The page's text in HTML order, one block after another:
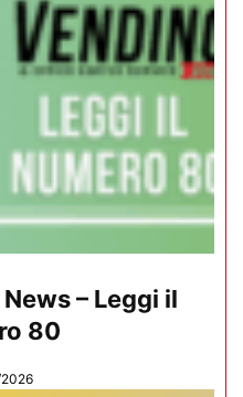
– Leggi il
80